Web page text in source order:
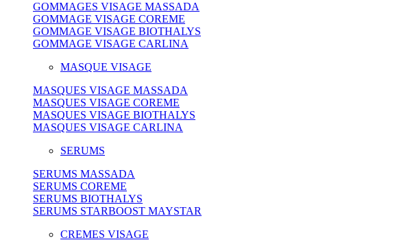
GOMMAGES VISAGE MASSADA
GOMMAGE VISAGE COREME
GOMMAGE VISAGE BIOTHALYS
GOMMAGE VISAGE CARLINA
MASQUE VISAGE
MASQUES VISAGE MASSADA
MASQUES VISAGE COREME
MASQUES VISAGE BIOTHALYS
MASQUES VISAGE CARLINA
SERUMS
SERUMS MASSADA
SERUMS COREME
SERUMS BIOTHALYS
SERUMS STARBOOST MAYSTAR
CREMES VISAGE